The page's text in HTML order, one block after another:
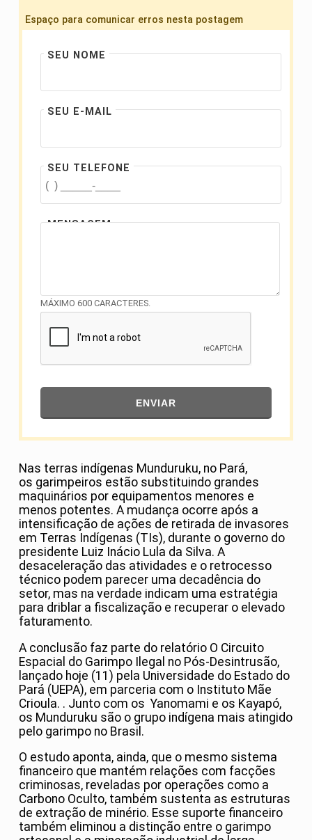
Espaço para comunicar erros nesta postagem
SEU NOME
SEU E-MAIL
SEU TELEFONE
MENSAGEM
MÁXIMO 600 CARACTERES.
ENVIAR
Nas terras indígenas Munduruku, no Pará,
os garimpeiros estão substituindo grandes
maquinários por equipamentos menores e
menos potentes. A mudança ocorre após a
intensificação de ações de retirada de invasores
em Terras Indígenas (TIs), durante o governo do
presidente Luiz Inácio Lula da Silva. A
desaceleração das atividades e o retrocesso
técnico podem parecer uma decadência do
setor, mas na verdade indicam uma estratégia
para driblar a fiscalização e recuperar o elevado
faturamento.
A conclusão faz parte do relatório O Circuito
Espacial do Garimpo Ilegal no Pós-Desintrusão,
lançado hoje (11) pela Universidade do Estado do
Pará (UEPA), em parceria com o Instituto Mãe
Crioula. . Junto com os Yanomami e os Kayapó,
os Munduruku são o grupo indígena mais atingido
pelo garimpo no Brasil.
O estudo aponta, ainda, que o mesmo sistema
financeiro que mantém relações com facções
criminosas, reveladas por operações como a
Carbono Oculto, também sustenta as estruturas
de extração de minério. Esse suporte financeiro
também eliminou a distinção entre o garimpo